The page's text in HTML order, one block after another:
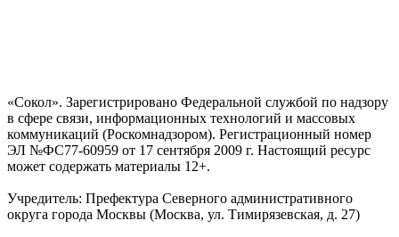
«Сокол». Зарегистрировано Федеральной службой по надзору
в сфере связи, информационных технологий и массовых
коммуникаций (Роскомнадзором). Регистрационный номер
ЭЛ №ФС77-60959 от 17 сентября 2009 г. Настоящий ресурс
может содержать материалы 12+.
Учредитель: Префектура Северного административного
округа города Москвы (Москва, ул. Тимирязевская, д. 27)